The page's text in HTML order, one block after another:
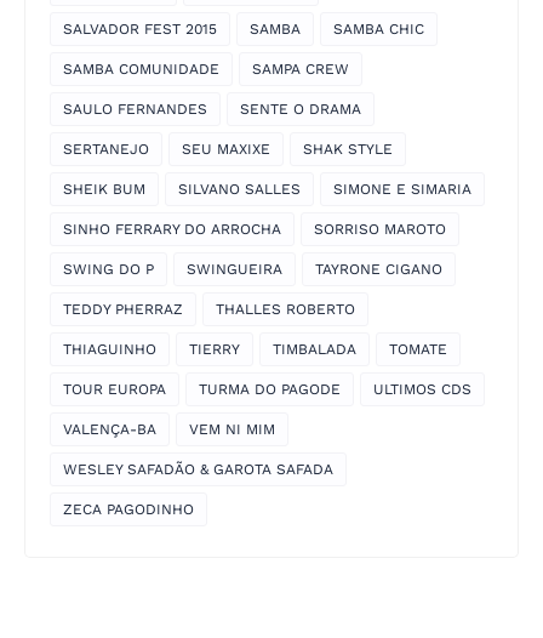
SALVADOR FEST 2015 SAMBA SAMBA CHIC
SAMBA COMUNIDADE SAMPA CREW
SAULO FERNANDES SENTE O DRAMA
SERTANEJO SEU MAXIXE SHAK STYLE
SHEIK BUM SILVANO SALLES SIMONE E SIMARIA
SINHO FERRARY DO ARROCHA SORRISO MAROTO
SWING DO P SWINGUEIRA TAYRONE CIGANO
TEDDY PHERRAZ THALLES ROBERTO
THIAGUINHO TIERRY TIMBALADA TOMATE
TOUR EUROPA TURMA DO PAGODE ULTIMOS CDS
VALENÇA-BA VEM NI MIM
WESLEY SAFADÃO & GAROTA SAFADA
ZECA PAGODINHO